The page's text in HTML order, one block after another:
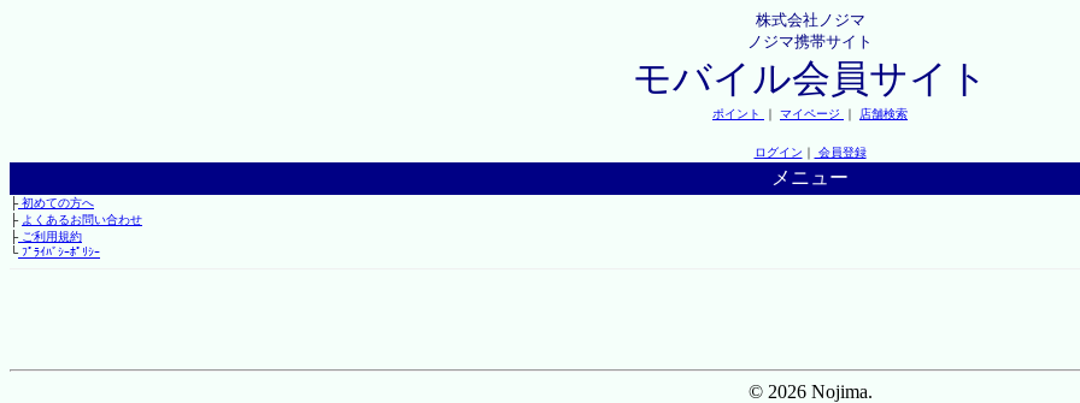
株式会社ノジマ
ノジマ携帯サイト
モバイル会員サイト
ポイント ｜ マイページ ｜ 店舗検索
ログイン ｜ 会員登録
メニュー
├初めての方へ
├ よくあるお問い合わせ
├ご利用規約
└ﾌﾟﾗｲﾊﾞｼｰﾎﾟﾘｼｰ
© 2026 Nojima.